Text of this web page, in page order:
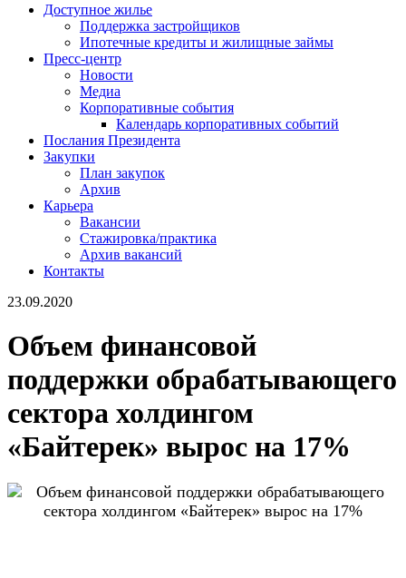
Доступное жилье
Поддержка застройщиков
Ипотечные кредиты и жилищные займы
Пресс-центр
Новости
Медиа
Корпоративные события
Календарь корпоративных событий
Послания Президента
Закупки
План закупок
Архив
Карьера
Вакансии
Стажировка/практика
Архив вакансий
Контакты
23.09.2020
Объем финансовой
поддержки обрабатывающего
сектора холдингом
«Байтерек» вырос на 17%